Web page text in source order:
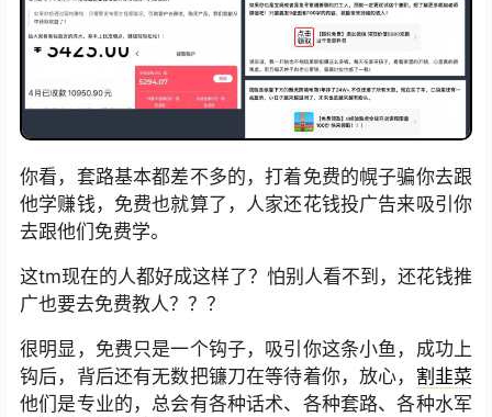
你看，套路基本都差不多的，打着免费的幌子骗你去跟
他学赚钱，免费也就算了，人家还花钱投广告来吸引你
去跟他们免费学。
这tm现在的人都好成这样了？怕别人看不到，还花钱推
广也要去免费教人？？？
很明显，免费只是一个钩子，吸引你这条小鱼，成功上
钩后，背后还有无数把镰刀在等待着你，放心， 割韭菜
他们是专业的，总会有各种话术、各种套路、各种水军